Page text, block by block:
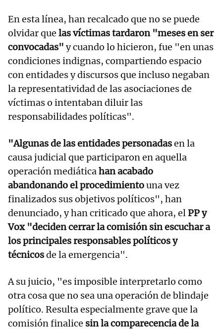
En esta línea, han recalcado que no se puede
olvidar que las víctimas tardaron "meses en ser
convocadas" y cuando lo hicieron, fue "en unas
condiciones indignas, compartiendo espacio
con entidades y discursos que incluso negaban
la representatividad de las asociaciones de
víctimas o intentaban diluir las
responsabilidades políticas".
"Algunas de las entidades personadasen la
causa judicial que participaron en aquella
operación mediáticahan acabado
abandonando el procedimientouna vez
finalizados sus objetivos políticos", han
denunciado, y han criticado que ahora, elPP y
Vox "deciden cerrar la comisión sin escuchar a
los principales responsables políticos y
técnicosde la emergencia".
A su juicio, "es imposible interpretarlo como
otra cosa que no sea una operación de blindaje
político. Resulta especialmente grave que la
comisión finalice sin la comparecencia de la